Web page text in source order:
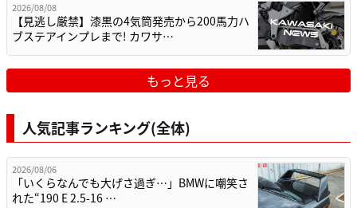
2026/08/08
【見逃し厳禁】漆黒の4気筒発売から200馬力ハ
ブステアインプレまで! カワサ…
もっと見る
人気記事ランキング(全体)
2026/08/06
「いくらなんでも大げさ過ぎ…」BMWに嘲笑さ
れた“190 E 2.5-16 …